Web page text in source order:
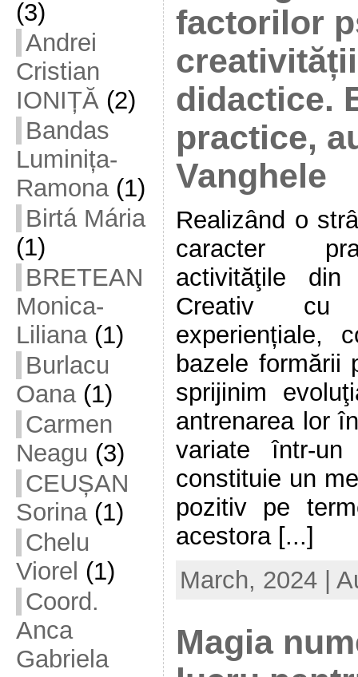
(3)
Andrei
Cristian
IONIȚĂ(2)
Bandas
Luminița-
Ramona(1)
Birtá Mária
(1)
BRETEAN
Monica-
Liliana(1)
Burlacu
Oana(1)
Carmen
Neagu (3)
CEUȘAN
Sorina(1)
Chelu
Viorel (1)
Coord.
Anca
Gabriela
factorilor
didactice.
practice,
Vanghele
Realizând o
caracter
activităţile
Creativ cu
experiențiale,
bazele formării
sprijinim
antrenarea lor
variate într-
constituie un
pozitiv pe
acestora [...]
March, 2024 |
Magia